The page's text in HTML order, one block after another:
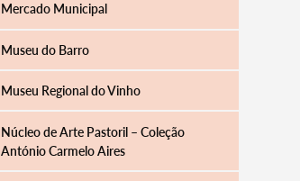
Mercado Municipal
Museu do Barro
Museu Regional do Vinho
Núcleo de Arte Pastoril – Coleção
António Carmelo Aires